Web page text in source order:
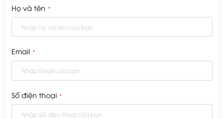
Họ và tên *
Email *
Số điện thoại *